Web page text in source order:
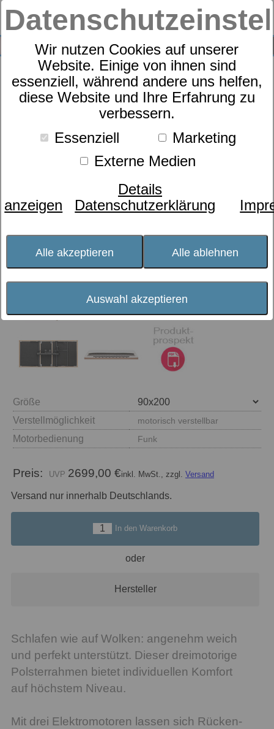
Wir nutzen Cookies auf unserer
Website. Einige von ihnen sind
essenziell, während andere uns helfen,
diese Website und Ihre Erfahrung zu
verbessern.
Essenziell
Marketing
Externe Medien
Details
anzeigen
Datenschutzerklärung
Alle akzeptieren Alle ablehnen
Auswahl akzeptieren
SUCHE
0
Motorrahmen
dormabell Nuvolux M3 F
memory
Größe
Verstellmöglichkeit
motorisch verstellbar
Motorbedienung Funk
Preis: 2699,00 €inkl. MwSt., zzgl. Versand
Versand nur innerhalb Deutschlands.
In den Warenkorb
oder
Hersteller
Schlafen wie auf Wolken: angenehm weich
und perfekt unterstützt. Dieser dreimotorige
Polsterrahmen bietet individuellen Komfort
auf höchstem Niveau.
Mit drei Elektromotoren lassen sich Rücken-